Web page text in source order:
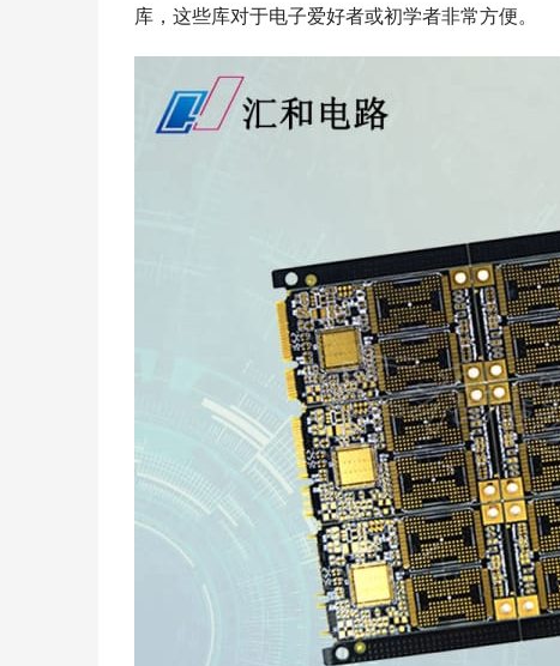
库，这些库对于电子爱好者或初学者非常方便。